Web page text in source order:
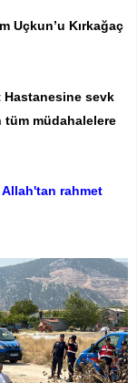
Uçkun’u Kırkağaç
Hastanesine sevk
tüm müdahalelere
rahmet